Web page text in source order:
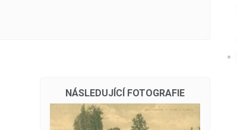
NÁSLEDUJÍCÍ FOTOGRAFIE